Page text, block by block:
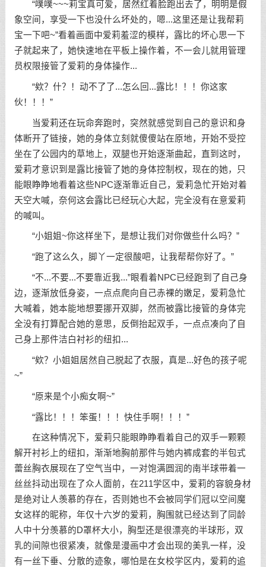
“噗噗~~~莉宝真可爱，居然红着脸跑出去了，明明是假
象空间，享受一下也没什么坏处的，嗯...这里还是让我帮莉
宝一下吧~”看着画面中爱莉羞涩的模样，露比的坏心思一下
子就起来了，她快速地在平板上操作着，不一会儿就用管理
员权限接管了爱莉的身体操作...
“欸？什？！动不了了...怎么回...露比！！！你这家
伙！！！”
当爱莉还在玩命奔跑时，突然就感觉到自己的意识和身
体断开了链接，她的身体立刻就傻傻站在原地，开始不受控
坐在了公园内的草地上，双腿也开始逐渐曲起，直到这时，
爱莉才意识到是露比接管了她的身体控制权，现在的她，只
能眼睁睁地看着这些NPC逐渐靠近自己，爱莉急忙开始对着
天空大喊，奈何这会露比已经玩心大起，完全没有在意爱莉
的喊叫。
“小姐姐~你这样坐下，是想让我们对你做些什么吗？”
“跑了这么久，脚丫一定很酸吧，让我帮帮你好了。”
“不...不要...不要靠近我...”眼看着NPC已经跑到了自己身
边，逐渐放低身姿，一点点爬向自己赤裸的嫩足，爱莉急忙
大喊着，她本能地想要挪开双脚，然而被露比接管的身体完
全没有打算配合她的意思，反倒抬起双手，一点点凑向了自
己身上那件洁白衬衫的纽扣...
“欸？小姐姐居然自己脱起了衣服，真是...好色的孩子呢
~”
“原来是个小痴女啊~”
“露比！！！笨蛋！！！快住手啊！！！”
在这种情况下，爱莉只能眼睁睁看着自己的双手一颗颗
解开衬衫上的纽扣，渐渐地胸前那件与她内裤成套的半包式
蕾丝胸衣展现在了空气当中，一对饱满圆润的南半球带着一
丝丝抖动出现在了众人面前，在211学区中，爱莉的容貌身材
是绝对让人羡慕的存在，否则她也不会被同学们冠以空间魔
女这样的昵称，年仅十六岁的爱莉，胸围就已经达到了同龄
人中十分羡慕的D罩杯大小，胸型还是很漂亮的半球形，双
乳的间隙也很紧凑，就像是漫画中才会出现的美乳一样，没
有一丝下垂、分散的迹象，哪怕是在女校学区内，爱莉的追